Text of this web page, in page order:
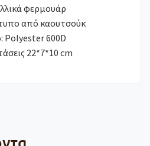
φερμουάρ
από καουτσούκ
Polyester 600D
22*7*10 cm